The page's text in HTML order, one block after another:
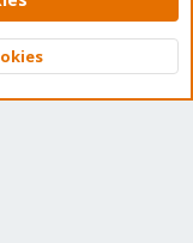
XenForo Ltd.
Top